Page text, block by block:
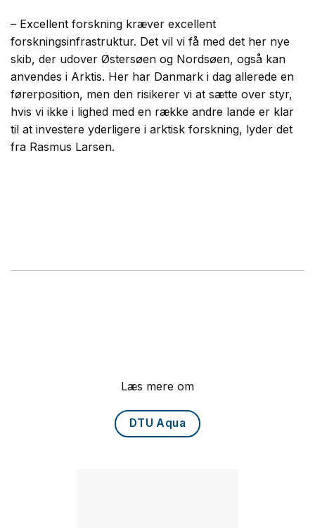
– Excellent forskning kræver excellent
forskningsinfrastruktur. Det vil vi få med det her nye
skib, der udover Østersøen og Nordsøen, også kan
anvendes i Arktis. Her har Danmark i dag allerede en
førerposition, men den risikerer vi at sætte over styr,
hvis vi ikke i lighed med en række andre lande er klar
til at investere yderligere i arktisk forskning, lyder det
fra Rasmus Larsen.
Læs mere om
DTU Aqua